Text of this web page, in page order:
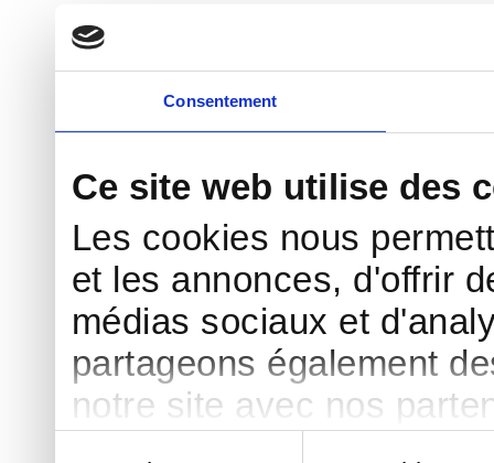
Consentement
Ce site web utilise des
Les cookies nous
et les annonces, d'offrir
médias sociaux et
partageons également
notre site avec nos